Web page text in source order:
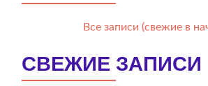
Все записи (свежие в
СВЕЖИЕ ЗАПИСИ